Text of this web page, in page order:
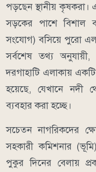
পড়ছেন স্থানীয় কৃষকরা।
সড়কের পাশে বিশাল
সংযোগ) বসিয়ে পুরো
সর্বশেষ তথ্য অনুযায়ী,
দরগাহাটি এলাকায়
হয়েছে, যেখানে নদী
ব্যবহার করা হচ্ছে।
সচেতন নাগরিকদের
সহকারী কমিশনার
পুকুর দিনের বেলায়